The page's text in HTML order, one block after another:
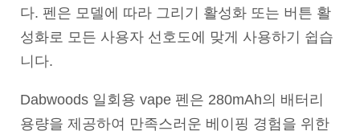
다. 펜은 모델에 따라 그리기 활성화 또는 버튼 활
성화로 모든 사용자 선호도에 맞게 사용하기 쉽습
니다.
Dabwoods 일회용 vape 펜은 280mAh의 배터리
용량을 제공하여 만족스러운 베이핑 경험을 위한